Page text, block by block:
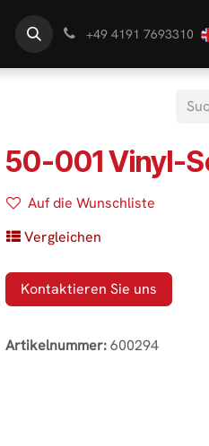
+49 4191 7693310
50-001 Vinyl-
Auf die Wunschliste
Vergleichen
Kontaktieren Sie uns
Artikelnummer:600294